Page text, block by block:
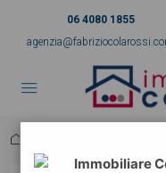
06 4080 1855
Immobiliare